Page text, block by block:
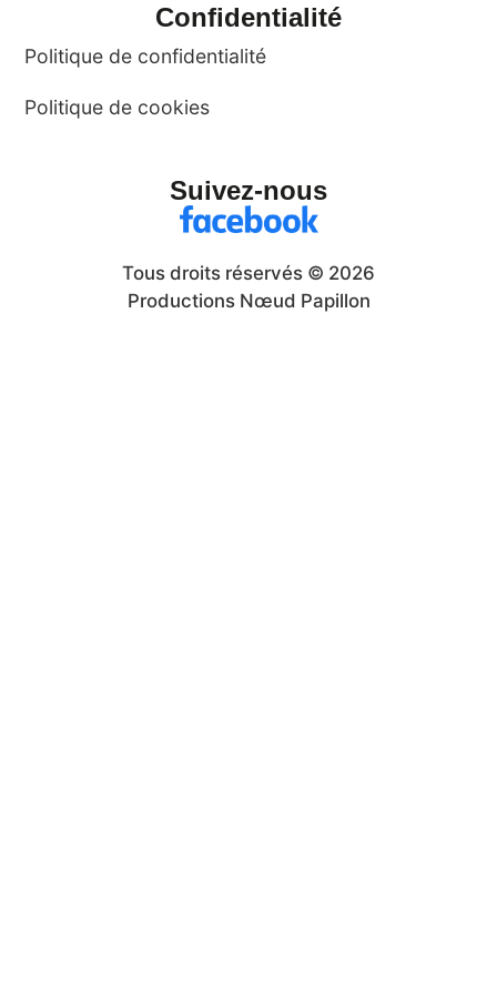
Confidentialité
Politique de confidentialité
Politique de cookies
Suivez-nous
Tous droits réservés © 2026
Productions Nœud Papillon